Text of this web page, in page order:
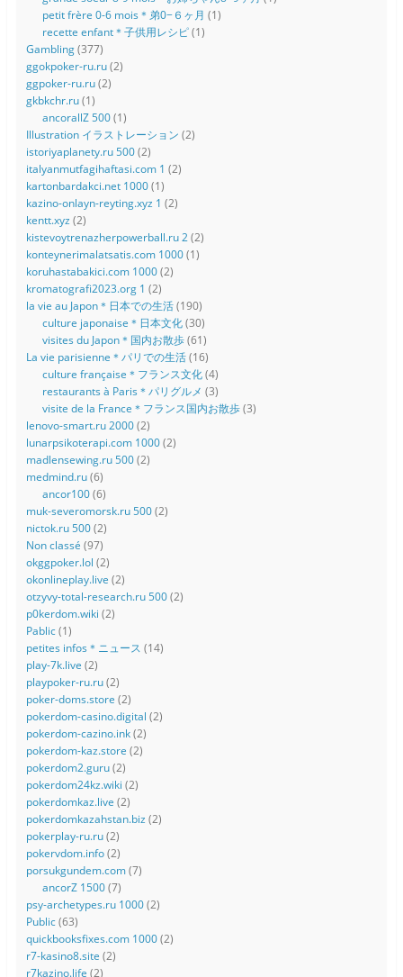
petit frère 0-6 mois＊弟0−６ヶ月 (1)
recette enfant＊子供用レシピ(1)
Gambling(377)
ggokpoker-ru.ru(2)
ggpoker-ru.ru(2)
gkbkchr.ru(1)
ancorallZ 500(1)
Illustration イラストレーション (2)
istoriyaplanety.ru 500(2)
italyanmutfagihaftasi.com 1 (2)
kartonbardakci.net 1000(1)
kazino-onlayn-reyting.xyz 1 (2)
kentt.xyz (2)
kistevoytrenazherpowerball.ru 2(2)
konteynerimalatsatis.com 1000(1)
koruhastabakici.com 1000(2)
kromatografi2023.org 1 (2)
la vie au Japon＊日本での生活(190)
culture japonaise＊日本文化(30)
visites du Japon＊国内お散歩(61)
La vie parisienne＊パリでの生活(16)
culture française＊フランス文化(4)
restaurants à Paris＊パリグルメ (3)
visite de la France＊フランス国内お散歩(3)
lenovo-smart.ru 2000(2)
lunarpsikoterapi.com 1000(2)
madlensewing.ru 500(2)
medmind.ru(6)
ancor100(6)
muk-severomorsk.ru 500(2)
nictok.ru 500(2)
Non classé (97)
okggpoker.lol (2)
okonlineplay.live (2)
otzyvy-total-research.ru 500(2)
p0kerdom.wiki (2)
Pablic(1)
petites infos＊ニュース (14)
play-7k.live (2)
playpoker-ru.ru(2)
poker-doms.store (2)
pokerdom-casino.digital (2)
pokerdom-cazino.ink(2)
pokerdom-kaz.store (2)
pokerdom2.guru(2)
pokerdom24kz.wiki (2)
pokerdomkaz.live (2)
pokerdomkazahstan.biz (2)
pokerplay-ru.ru(2)
pokervdom.info(2)
porsukgundem.com(7)
ancorZ 1500(7)
psy-archetypes.ru 1000(2)
Public(63)
quickbooksfixes.com 1000(2)
r7-kasino8.site (2)
r7kazino.life (2)